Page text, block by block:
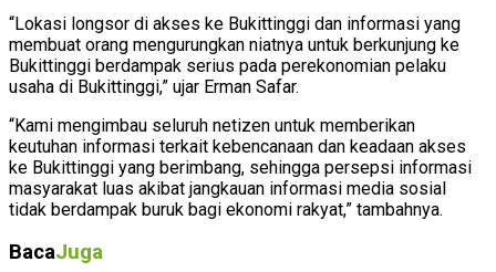
“Lokasi longsor di akses ke Bukittinggi dan informasi yang
membuat orang mengurungkan niatnya untuk berkunjung ke
Bukittinggi berdampak serius pada perekonomian pelaku
usaha di Bukittinggi,” ujar Erman Safar.
“Kami mengimbau seluruh netizen untuk memberikan
keutuhan informasi terkait kebencanaan dan keadaan akses
ke Bukittinggi yang berimbang, sehingga persepsi informasi
masyarakat luas akibat jangkauan informasi media sosial
tidak berdampak buruk bagi ekonomi rakyat,” tambahnya.
BacaJuga